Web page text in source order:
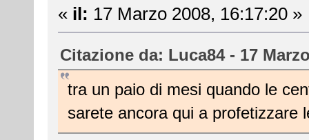
« il: 17 Marzo 2008, 16:17:20 »
Citazione da: Luca84 - 17
tra un paio di mesi quando le
sarete ancora qui a profetizzare